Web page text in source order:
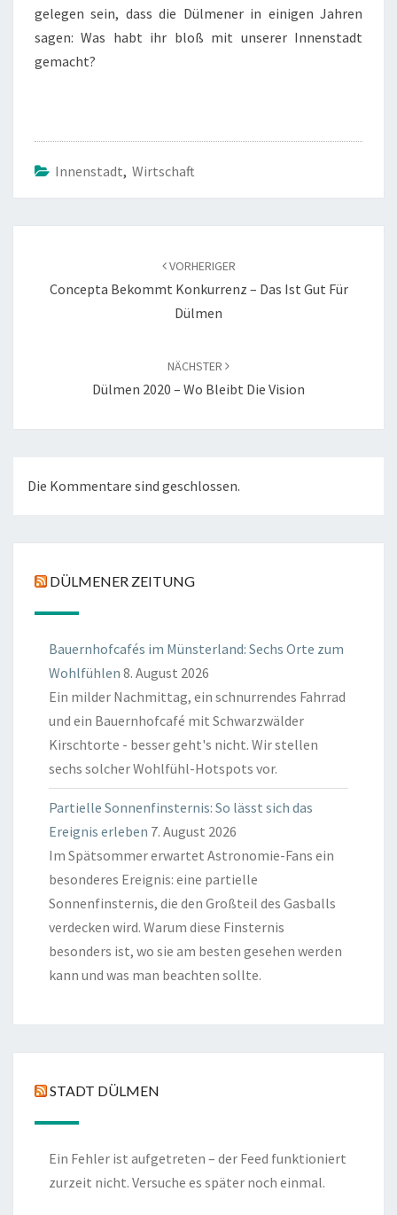
gelegen sein, dass die Dülmener in einigen Jahren
sagen: Was habt ihr bloß mit unserer Innenstadt
gemacht?
Innenstadt, Wirtschaft
VORHERIGER
Concepta Bekommt Konkurrenz – Das Ist Gut Für
Dülmen
NÄCHSTER
Dülmen 2020 – Wo Bleibt Die Vision
Die Kommentare sind geschlossen.
DÜLMENER ZEITUNG
Bauernhofcafés im Münsterland: Sechs Orte zum
Wohlfühlen 8. August 2026
Ein milder Nachmittag, ein schnurrendes Fahrrad
und ein Bauernhofcafé mit Schwarzwälder
Kirschtorte - besser geht's nicht. Wir stellen
sechs solcher Wohlfühl-Hotspots vor.
Partielle Sonnenfinsternis: So lässt sich das
Ereignis erleben 7. August 2026
Im Spätsommer erwartet Astronomie-Fans ein
besonderes Ereignis: eine partielle
Sonnenfinsternis, die den Großteil des Gasballs
verdecken wird. Warum diese Finsternis
besonders ist, wo sie am besten gesehen werden
kann und was man beachten sollte.
STADT DÜLMEN
Ein Fehler ist aufgetreten – der Feed funktioniert
zurzeit nicht. Versuche es später noch einmal.